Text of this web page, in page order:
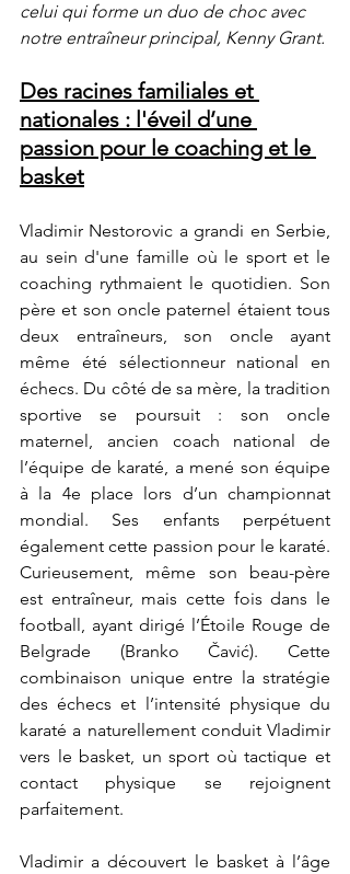
celui qui forme un duo de choc avec
notre entraîneur principal, Kenny Grant.
Des racines familiales et
nationales : l'éveil d’une
passion pour le coaching et le
basket
Vladimir Nestorovic a grandi en Serbie,
au sein d'une famille où le sport et le
coaching rythmaient le quotidien. Son
père et son oncle paternel étaient tous
deux entraîneurs, son oncle ayant
même été sélectionneur national en
échecs. Du côté de sa mère, la tradition
sportive se poursuit : son oncle
maternel, ancien coach national de
l’équipe de karaté, a mené son équipe
à la 4e place lors d’un championnat
mondial. Ses enfants perpétuent
également cette passion pour le karaté.
Curieusement, même son beau-père
est entraîneur, mais cette fois dans le
football, ayant dirigé l’Étoile Rouge de
Belgrade (Branko Čavić). Cette
combinaison unique entre la stratégie
des échecs et l’intensité physique du
karaté a naturellement conduit Vladimir
vers le basket, un sport où tactique et
contact physique se rejoignent
parfaitement.
Vladimir a découvert le basket à l’âge